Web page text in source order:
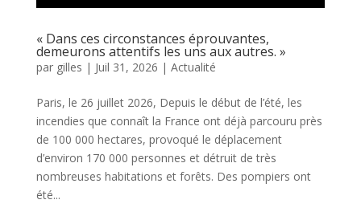
« Dans ces circonstances éprouvantes,
demeurons attentifs les uns aux autres. »
par gilles | Juil 31, 2026 | Actualité
Paris, le 26 juillet 2026, Depuis le début de l’été, les
incendies que connaît la France ont déjà parcouru près
de 100 000 hectares, provoqué le déplacement
d’environ 170 000 personnes et détruit de très
nombreuses habitations et forêts. Des pompiers ont
été...